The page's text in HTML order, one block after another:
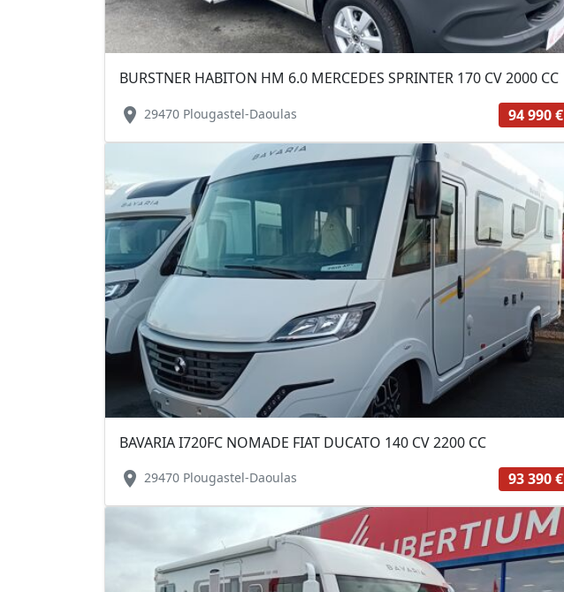
BURSTNER HABITON HM 6.0 MERCEDES SPRINTER 170 CV 2000 CC
location_on 29470 Plougastel-Daoulas 94 990 €
BAVARIA I720FC NOMADE FIAT DUCATO 140 CV 2200 CC
location_on 29470 Plougastel-Daoulas 93 390 €